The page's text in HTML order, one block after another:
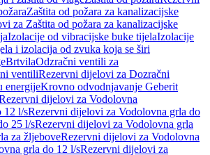
Zaštita od požara za kanalizacijske
za Zaštita od požara za kanalizacijske
Izolacije od vibracijske buke tijelaIzolacije
i izolacija od zvuka koja se širi
BrtvilaOdzračni ventili za
ventiliRezervni dijelovi za Dozračni
energijeKrovno odvodnjavanje Geberit
dijelovi za Vodolovna
12 l/sRezervni dijelovi za Vodolovna grla do
25 l/sRezervni dijelovi za Vodolovna grla
za žljeboveRezervni dijelovi za Vodolovna
grla do 12 l/sRezervni dijelovi za